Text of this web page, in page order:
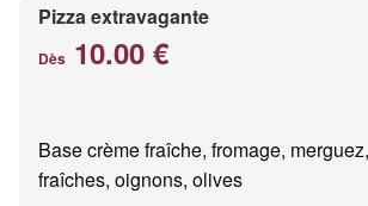
Pizza extravagante
Dès 10.00 €
Base crème fraîche, fromage,
fraîches, oignons, olives